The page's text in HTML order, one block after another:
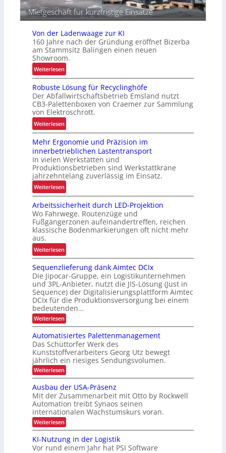
t
i
Mietgeschäft für kurzfristige Einsätze
Von der Ladenwaage zur KI
160 Jahre nach der Gründung eröffnet Bizerba
am Stammsitz Balingen einen neuen
Showroom.
Weiterlesen:
V
o
n
d
e
r
L
a
d
e
n
w
a
a
g
e
z
u
r
K
I
Robuste Lösung für Recyclinghöfe
Der Abfallwirtschaftsbetrieb Emsland nutzt
CB3-Palettenboxen von Craemer zur Sammlung
von Elektroschrott.
Weiterlesen:
R
o
b
u
s
t
e
ö
s
u
f
ü
r
R
e
c
y
c
l
i
n
g
h
f
e
Mehr Ergonomie und Präzision im
innerbetrieblichen Lastentransport
In vielen Werkstätten und
Produktionsbetrieben sind Werkstattkrane
jahrzehntelang zuverlässig im Einsatz.
Weiterlesen:
M
e
h
r
E
r
g
o
n
o
m
i
e
u
d
P
r
ä
z
i
s
i
o
n
i
m
Arbeitssicherheit durch LED-Projektion
Wo Fahrwege, Routenzüge und
Fußgängerzonen aufeinandertreffen, reichen
klassische Bodenmarkierungen oft nicht mehr
aus.
Weiterlesen:
A
r
b
e
i
t
s
s
i
c
h
e
r
e
i
t
d
u
r
c
Sequenzlieferung dank Aimtec DCIx
Die Jipocar-Gruppe, ein Logistikunternehmen
und 3PL-Anbieter, nutzt die JIS-Lösung (Just in
Sequence) der Digitalisierungsplattform Aimtec
DCIx für die Produktionsversorgung bei einem
bedeutenden…
Weiterlesen:
S
q
u
e
n
z
l
e
f
e
r
u
n
g
d
a
Automatisiertes Palettenmanagement
Das Schüttorfer Werk des
Kunststoffverarbeiters Georg Utz bewegt
jährlich ein riesiges Sendungsvolumen.
Weiterlesen:
A
t
o
m
a
t
i
s
i
e
Ausbau der USA-Präsenz
Mit der Zusammenarbeit mit Otto by Rockwell
Automation treibt Synaos seinen
internationalen Wachstumskurs voran.
Weiterlesen:
A
s
b
KI-Nutzung in der Logistik
Vor rund einem Jahr hat PSI Software